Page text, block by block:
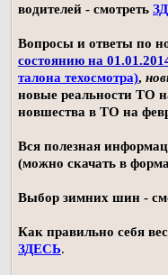
водителей - смотреть
Вопросы и ответы по
состоянию на
талона техосмотра),
новые реальности ТО
новшества в ТО на
Вся полезная
(можно скачать в
Выбор зимних шин -
Как правильно себя
ЗДЕСЬ.